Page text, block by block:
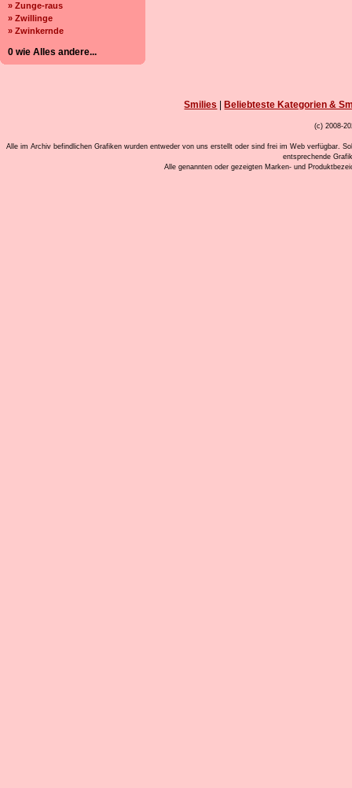
» Zunge-raus
» Zwillinge
» Zwinkernde
0 wie Alles andere...
Smilies Beliebteste Kategorien &
(c) 2008-
Alle im Archiv befindlichen Grafiken wurden entweder von uns erstellt oder sind frei im Web verfügbar.
entsprechende
Alle genannten oder gezeigten Marken- und